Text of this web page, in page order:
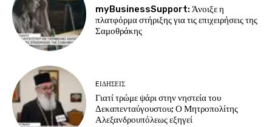
myBusinessSupport: Άνοιξε η
πλατφόρμα στήριξης για τις επιχειρήσεις της
Σαμοθράκης
EΙΔΗΣΕΙΣ
Γιατί τρώμε ψάρι στην νηστεία του
Δεκαπενταύγουστου; Ο Μητροπολίτης
Αλεξανδρουπόλεως εξηγεί